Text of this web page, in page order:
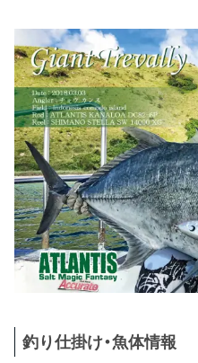
釣り仕掛け・魚体情報